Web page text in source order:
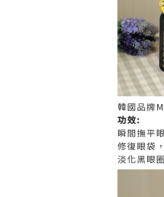
韓國品牌
功效:
瞬間撫平
修復眼袋
淡化黑眼圈